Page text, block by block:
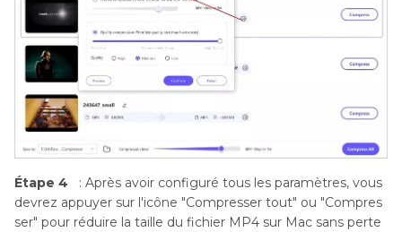
Étape 4
: Après avoir configuré tous les paramètres, vous
devrez appuyer sur l'icône "Compresser tout" ou "Compres
ser" pour réduire la taille du fichier MP4 sur Mac sans perte